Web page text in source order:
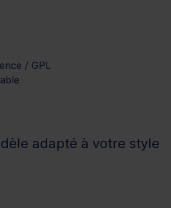
/ GPL
adapté à votre style